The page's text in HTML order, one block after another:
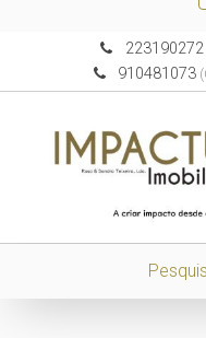
223190272
910481073